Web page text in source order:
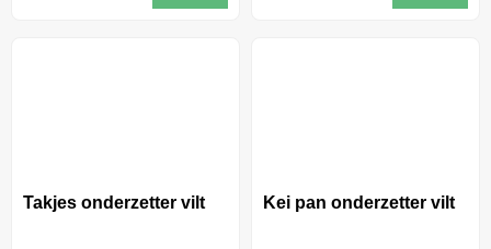
Takjes onderzetter vilt Kei pan onderzetter vilt